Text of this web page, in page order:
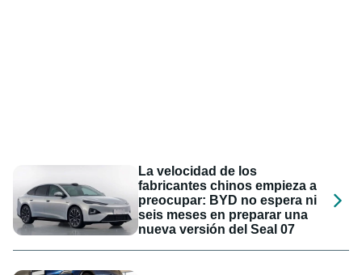
La velocidad de los
fabricantes chinos empieza a
preocupar: BYD no espera ni
seis meses en preparar una
nueva versión del Seal 07